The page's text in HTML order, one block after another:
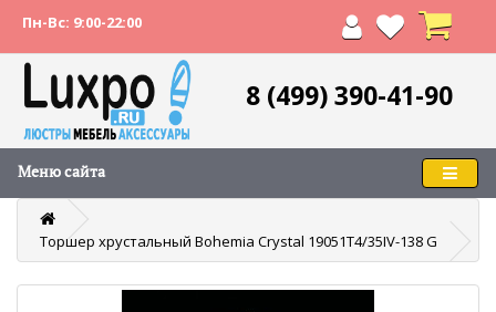
Пн-Вс: 9:00-22:00
8 (499) 390-41-90
Меню сайта
Торшер хрустальный Bohemia Crystal 19051T4/35IV-138 G